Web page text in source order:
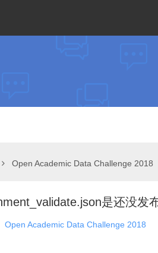
Open Academic Data Challenge 2018
是还没发
Open Academic Data Challenge 2018